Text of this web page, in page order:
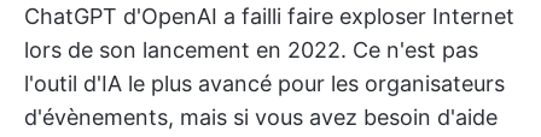
ChatGPT d'OpenAI a failli faire exploser Internet
lors de son lancement en 2022. Ce n'est pas
l'outil d'IA le plus avancé pour les organisateurs
d'évènements, mais si vous avez besoin d'aide